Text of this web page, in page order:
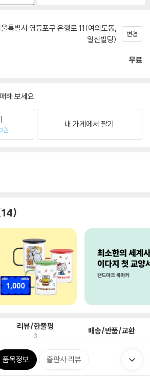
특별시 영등포구 은행로 11(여의도동,
일신빌딩)
변경
무료
해 보세요.
원
내 가게에서 팔기
14
리뷰/한줄평
3 배송/반품/교환
품목정보 출판사 리뷰